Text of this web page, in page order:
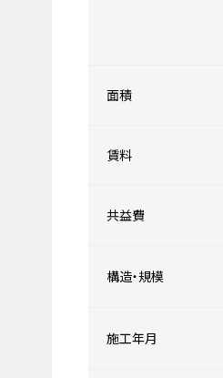
面積
賃料
共益費
構造・規模
施工年月